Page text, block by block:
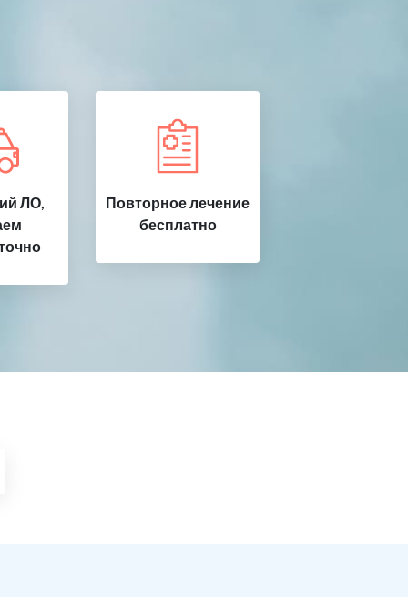
ЛО,
Повторное лечение
бесплатно